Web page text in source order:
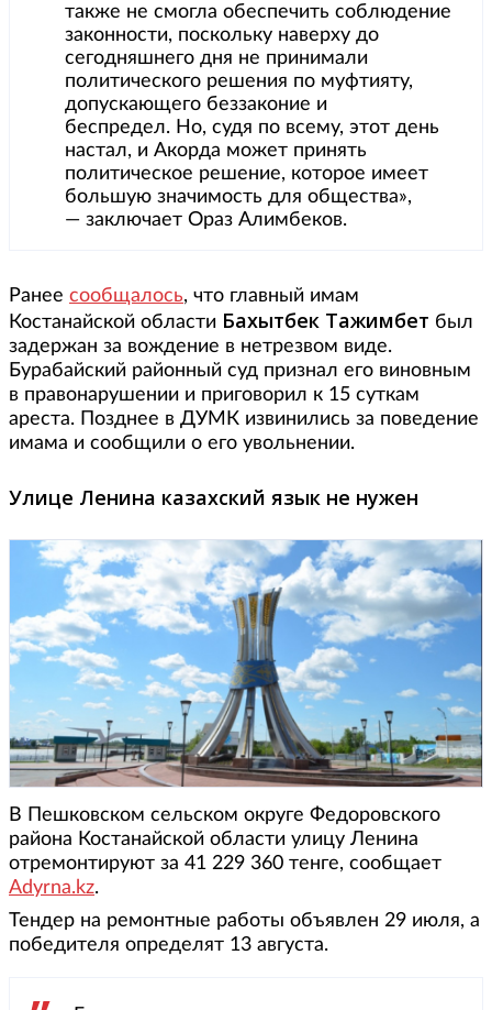
также не смогла обеспечить соблюдение
законности, поскольку наверху до
сегодняшнего дня не принимали
политического решения по муфтияту,
допускающего беззаконие и
беспредел. Но, судя по всему, этот день
настал, и Акорда может принять
политическое решение, которое имеет
большую значимость для общества»,
— заключает Ораз Алимбеков.
Ранее сообщалось, что главный имам
Костанайской области Бахытбек Тажимбет был
задержан за вождение в нетрезвом виде.
Бурабайский районный суд признал его виновным
в правонарушении и приговорил к 15 суткам
ареста. Позднее в ДУМК извинились за поведение
имама и сообщили о его увольнении.
Улице Ленина казахский язык не нужен
В Пешковском сельском округе Федоровского
района Костанайской области улицу Ленина
отремонтируют за 41 229 360 тенге, сообщает
Adyrna.kz.
Тендер на ремонтные работы объявлен 29 июля, а
победителя определят 13 августа.